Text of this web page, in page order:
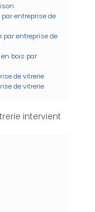
par entreprise de
par entreprise de
bois par
de vitrerie
de vitrerie
intervient